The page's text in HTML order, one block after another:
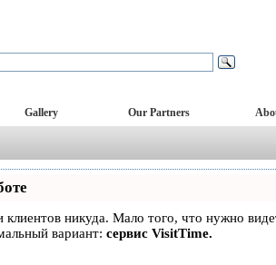
Gallery Our Partners
клиентов никуда. Мало того, что нужно
вариант: сервис VisitTime.